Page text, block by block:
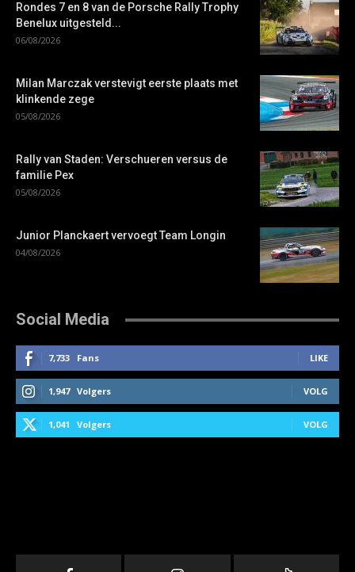
Rondes 7 en 8 van de Porsche Rally Trophy
Benelux uitgesteld...
06/08/2026
Milan Marczak verstevigt eerste plaats met
klinkende zege
05/08/2026
Rally van Staden: Verschueren versus de
familie Pex
05/08/2026
Junior Planckaert vervoegt Team Longin
04/08/2026
Social Media
7,733 Fans LIKE
1,947 Volgers VOLG
1,041 Volgers VOLG